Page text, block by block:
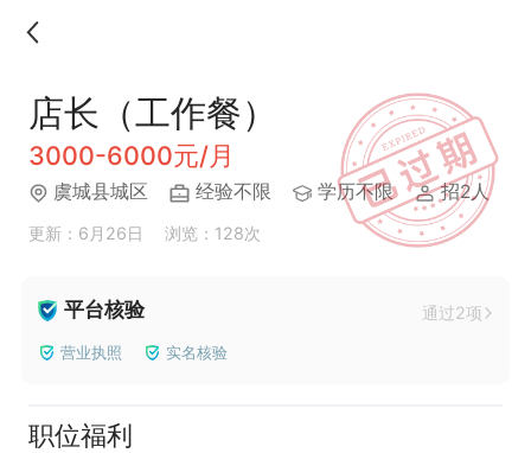
店长（工作餐）
3000-6000元/月
虞城县城区 经验不限 学历不限 招2人
更新：6月26日 浏览：128次
平台核验 通过2项
营业执照 实名核验
职位福利